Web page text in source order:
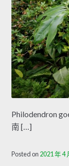
Philodendron
南 […]
Posted on 2021 年 4